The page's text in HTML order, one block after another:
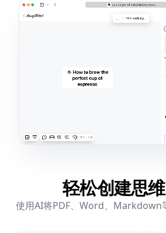
轻松创建思
使用AI将PDF、Word、Markdown